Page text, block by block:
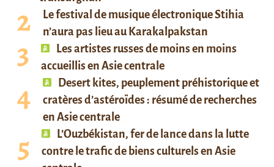
Le festival de musique électronique Stihia
n’aura pas lieu au Karakalpakstan
Les artistes russes de moins en moins
accueillis en Asie centrale
Desert kites, peuplement préhistorique et
cratères d’astéroïdes : résumé de recherches
en Asie centrale
L’Ouzbékistan, fer de lance dans la lutte
contre le trafic de biens culturels en Asie